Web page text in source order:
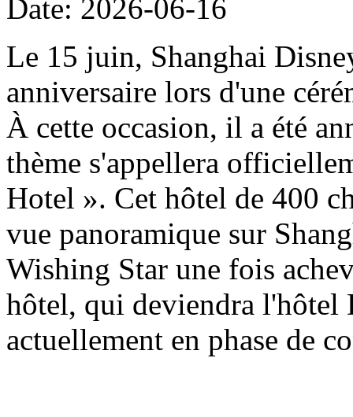
Date: 2026-06-16
Le 15 juin, Shanghai
anniversaire lors d'une
À cette occasion, il a été
thème s'appellera
Hotel ». Cet hôtel de 400
vue panoramique sur
Wishing Star une fois
hôtel, qui deviendra l'hôtel
actuellement en phase de